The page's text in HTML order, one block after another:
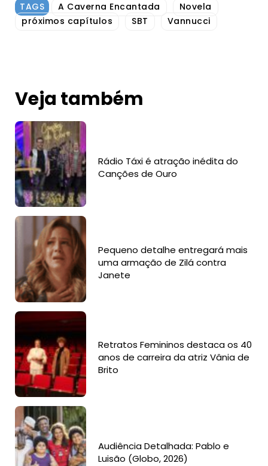
TAGS A Caverna Encantada
Novela
próximos capítulos
SBT Vannucci
Veja também
Rádio Táxi é atração inédita do
Canções de Ouro
Pequeno detalhe entregará mais
uma armação de Zilá contra
Janete
Retratos Femininos destaca os 40
anos de carreira da atriz Vânia de
Brito
Audiência Detalhada: Pablo e
Luisão (Globo, 2026)